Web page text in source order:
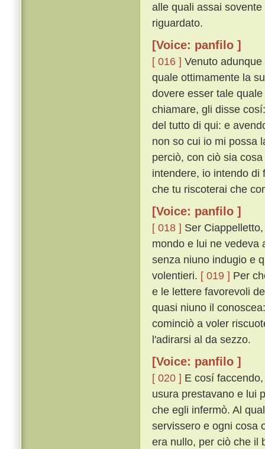
alle quali assai
riguardato.
[Voice: panfilo ]
[ 016 ] Venuto
quale ottimamente la
dovere esser tale
chiamare, gli disse
del tutto di qui: e
non so cui io mi possa
perciò, con ciò sia
intendere, io intendo di
che tu riscoterai che
[Voice: panfilo ]
[ 018 ] Ser
mondo e lui ne vedeva
senza niuno indugio e
volentieri. [ 019 ] Per
e le lettere favorevoli
quasi niuno il
cominciò a voler
l'adirarsi al da sezzo.
[Voice: panfilo ]
[ 020 ] E cosí
usura prestavano e lui
che egli infermò. Al
servissero e ogni cosa
era nullo, per ciò che il